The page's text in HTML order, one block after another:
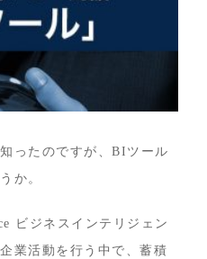
ったのですが、BIツール
か。
ビジネスインテリジェン
業活動を行う中で、蓄積